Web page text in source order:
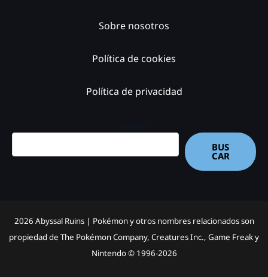
Sobre nosotros
Política de cookies
Política de privacidad
BUS
CAR
2026 Abyssal Ruins | Pokémon y otros nombres relacionados son
propiedad de The Pokémon Company, Creatures Inc., Game Freak y
Nintendo © 1996-2026